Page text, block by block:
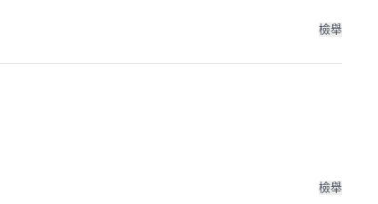
檢舉
檢舉